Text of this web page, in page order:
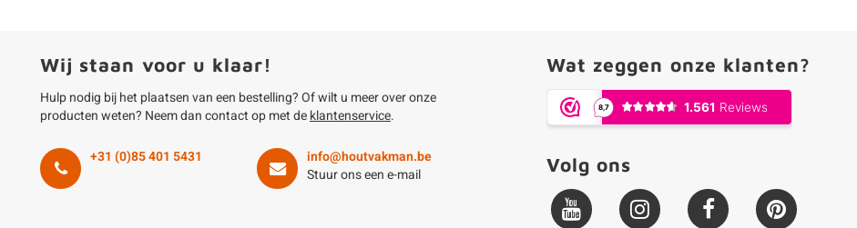
Wij staan voor u klaar!
Hulp nodig bij het plaatsen van een bestelling? Of wilt u meer over onze
producten weten? Neem dan contact op met deklantenservice.
+31 (0)85 401 5431
info@houtvakman.be
Stuur ons een e-mail
Wat zeggen onze klanten?
Volg ons